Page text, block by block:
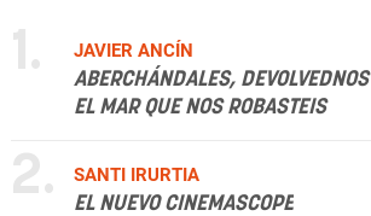
1.
JAVIER ANCÍN
ABERCHÁNDALES,
EL MAR QUE NOS ROBASTEIS
2.
SANTI IRURTIA
EL NUEVO CINEMASCOPE